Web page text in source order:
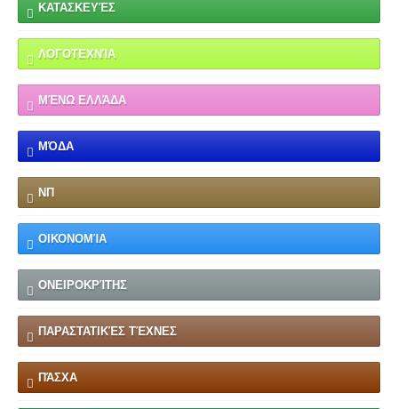
ΚΑΤΑΣΚΕΥΈΣ
ΛΟΓΟΤΕΧΝΊΑ
ΜΈΝΩ ΕΛΛΆΔΑ
ΜΌΔΑ
ΝΠ
ΟΙΚΟΝΟΜΊΑ
ΟΝΕΙΡΟΚΡΊΤΗΣ
ΠΑΡΑΣΤΑΤΙΚΈΣ ΤΈΧΝΕΣ
ΠΆΣΧΑ